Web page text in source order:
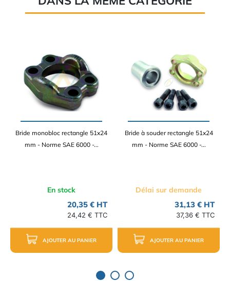
Bride monobloc rectangle 51x24
mm - Norme SAE 6000 -...
En stock
20,35 € HT
24,42 € TTC
AJOUTER AU PANIER
Bride à souder rectangle 51x24
mm - Norme SAE 6000 -...
Délai sur demande
31,13 € HT
37,36 € TTC
AJOUTER AU PANIER